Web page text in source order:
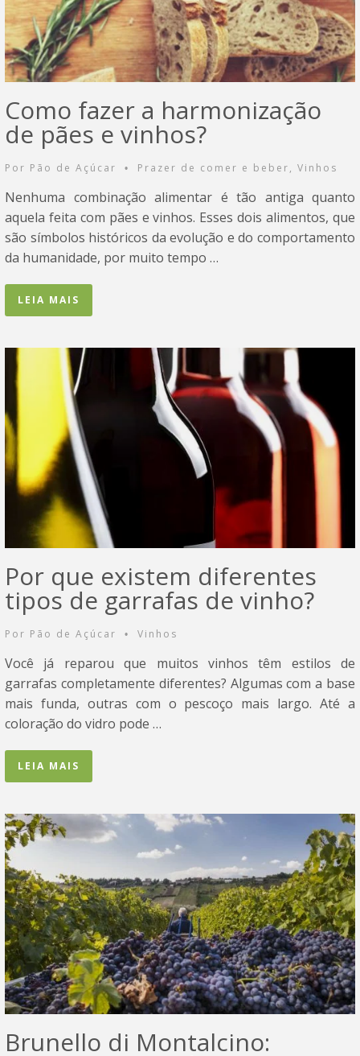
Como fazer a harmonização
de pães e vinhos?
Por Pão de Açúcar • Prazer de comer e beber, Vinhos
Nenhuma combinação alimentar é tão antiga quanto
aquela feita com pães e vinhos. Esses dois alimentos, que
são símbolos históricos da evolução e do comportamento
da humanidade, por muito tempo …
LEIA MAIS
Por que existem diferentes
tipos de garrafas de vinho?
Por Pão de Açúcar • Vinhos
Você já reparou que muitos vinhos têm estilos de
garrafas completamente diferentes? Algumas com a base
mais funda, outras com o pescoço mais largo. Até a
coloração do vidro pode …
LEIA MAIS
Brunello di Montalcino: